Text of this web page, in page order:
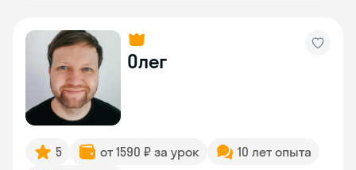
Олег
5 от 1590 ₽ за урок
10 лет опыта